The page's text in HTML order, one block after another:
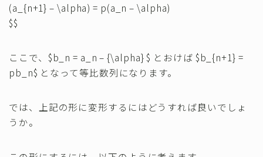
(a_{n+1} – \alpha) = p(a_n – \alpha)
$$
ここで、$b_n = a_n – {\alpha} $ とおけば $b_{n+1} =
pb_n$ となって等比数列になります。
では、上記の形に変形するにはどうすれば良いでしょ
うか。